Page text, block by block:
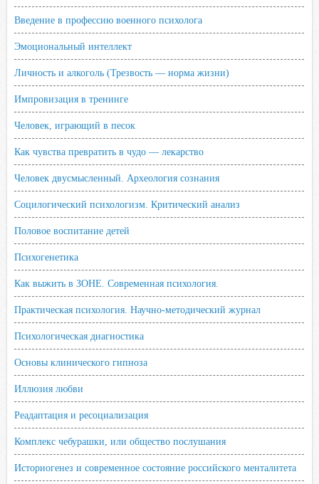
Введение в профессию военного психолога
Эмоциональный интеллект
Личность и алкоголь (Трезвость — норма жизни)
Импровизация в тренинге
Человек, играющий в песок
Как чувства превратить в чудо — лекарство
Человек двусмысленный. Археология сознания
Социлогический психологизм. Критический анализ
Половое воспитание детей
Психогенетика
Как выжить в ЗОНЕ. Современная психология.
Практическая психология. Научно-методический журнал
Психологическая диагностика
Основы клинического гипноза
Иллюзия любви
Реадаптация и ресоциализация
Комплекс чебурашки, или общество послушания
Историогенез и современное состояние российского менталитета